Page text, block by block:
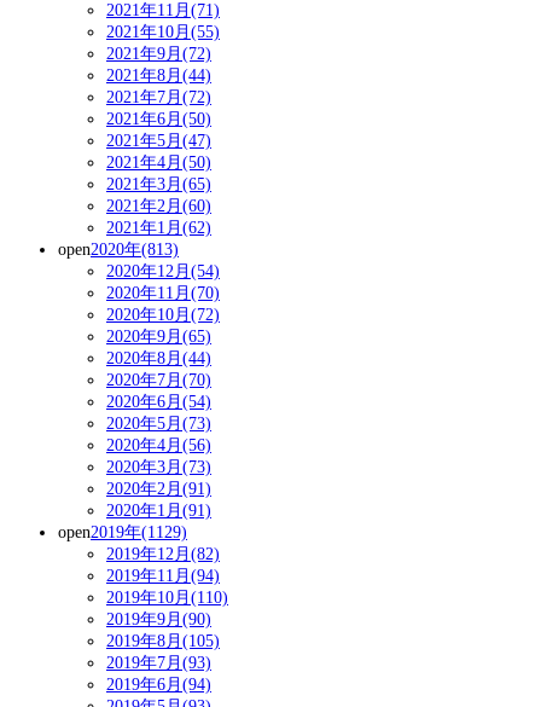
2021年11月(71)
2021年10月(55)
2021年9月(72)
2021年8月(44)
2021年7月(72)
2021年6月(50)
2021年5月(47)
2021年4月(50)
2021年3月(65)
2021年2月(60)
2021年1月(62)
open2020年(813)
2020年12月(54)
2020年11月(70)
2020年10月(72)
2020年9月(65)
2020年8月(44)
2020年7月(70)
2020年6月(54)
2020年5月(73)
2020年4月(56)
2020年3月(73)
2020年2月(91)
2020年1月(91)
open2019年(1129)
2019年12月(82)
2019年11月(94)
2019年10月(110)
2019年9月(90)
2019年8月(105)
2019年7月(93)
2019年6月(94)